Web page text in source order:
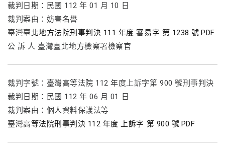
裁判日期：民國 112 年 01 月 10 日
裁判案由：妨害名譽
臺灣臺北地方法院刑事判決 111 年度 審易字 第 1238 號.PDF
公 訴 人 臺灣臺北地方檢察署檢察官
裁判字號：臺灣高等法院 112 年度上訴字第 900 號刑事判決
裁判日期：民國 112 年 06 月 01 日
裁判案由：個人資料保護法等
臺灣高等法院刑事判決 112 年度 上訴字 第 900 號.PDF